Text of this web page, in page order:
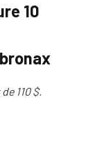
10
110 $.